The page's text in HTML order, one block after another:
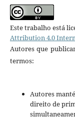
Este trabalho está
Attribution 4.0
Autores que
termos:
Autores
direito de